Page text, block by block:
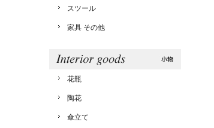
スツール
家具 その他
花瓶
陶花
傘立て